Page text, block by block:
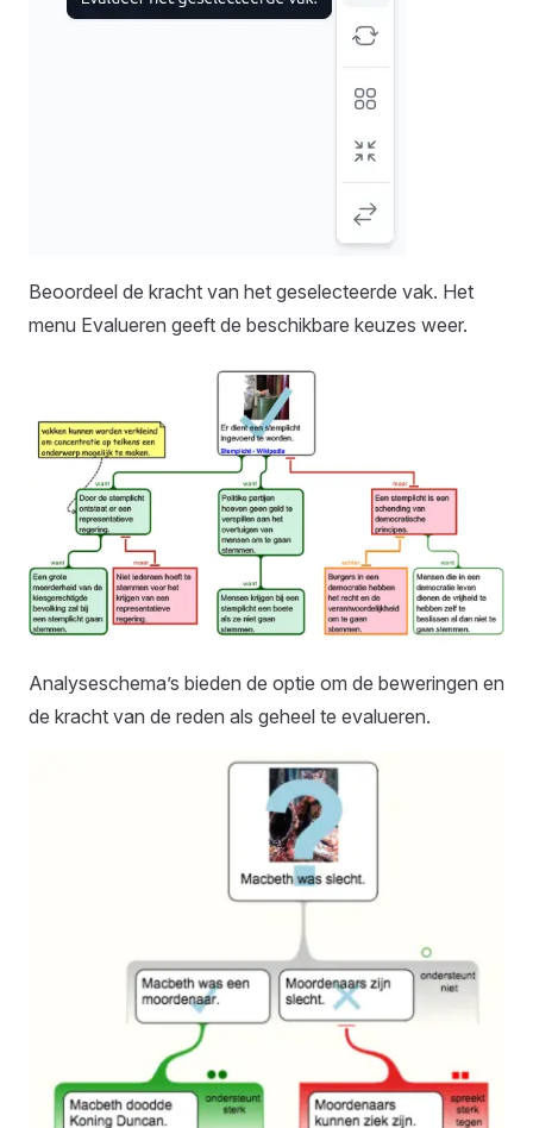
Beoordeel de kracht van het geselecteerde vak. Het
menu Evalueren geeft de beschikbare keuzes weer.
Analyseschema’s bieden de optie om de beweringen en
de kracht van de reden als geheel te evalueren.